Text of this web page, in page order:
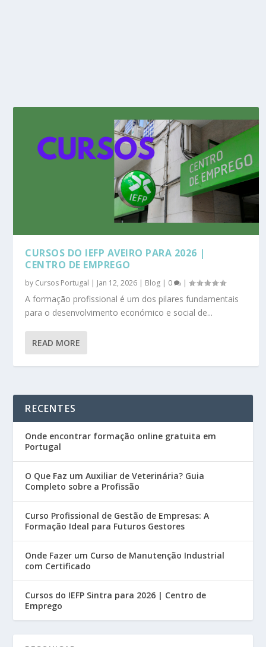
CURSOS DO IEFP AVEIRO PARA 2026 |
CENTRO DE EMPREGO
by Cursos Portugal | Jan 12, 2026 | Blog | 0 |
A formação profissional é um dos pilares fundamentais
para o desenvolvimento económico e social de...
READ MORE
RECENTES
Onde encontrar formação online gratuita em
Portugal
O Que Faz um Auxiliar de Veterinária? Guia
Completo sobre a Profissão
Curso Profissional de Gestão de Empresas: A
Formação Ideal para Futuros Gestores
Onde Fazer um Curso de Manutenção Industrial
com Certificado
Cursos do IEFP Sintra para 2026 | Centro de
Emprego